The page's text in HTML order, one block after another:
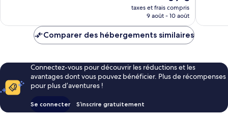
nouveau
prix
de
taxes et frais compris
9 août - 10 août
Comparer des hébergements similaires
Connectez-vous pour découvrir les réductions et les
avantages dont vous pouvez bénéficier. Plus de récompenses
pour plus d’aventures !
Se connecter S’inscrire gratuitement